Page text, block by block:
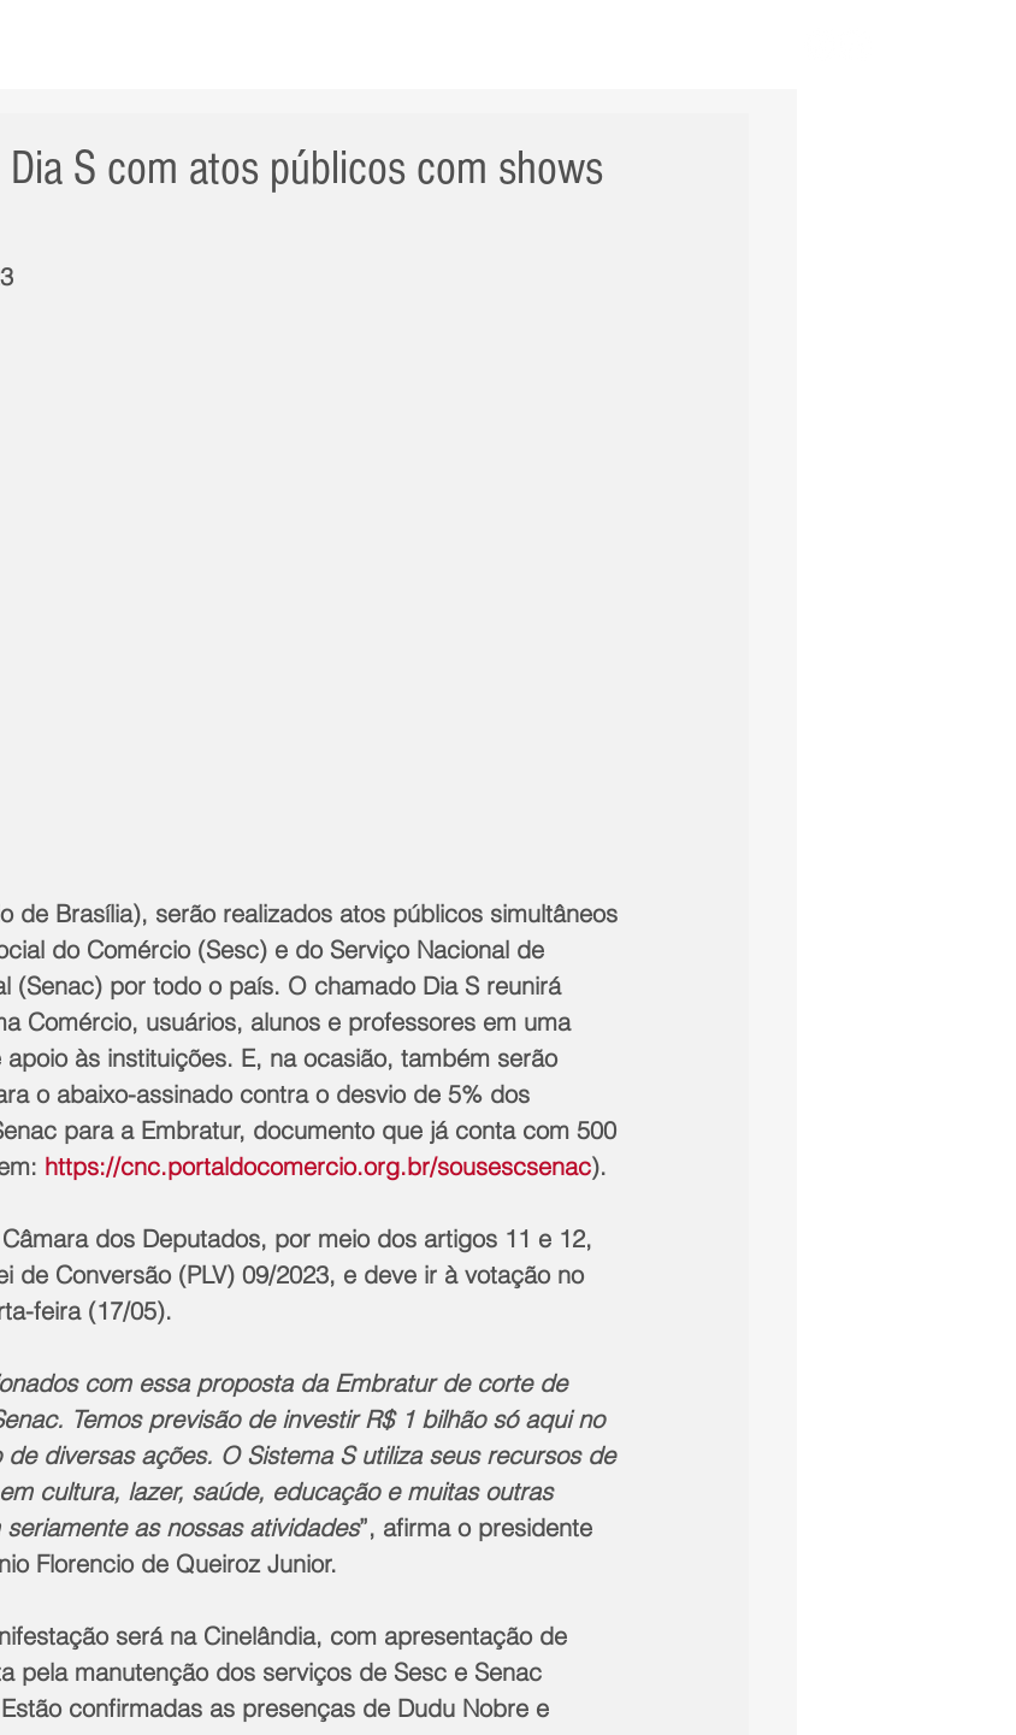
S com atos públicos com shows
de Brasília), serão realizados atos públicos simultâneos
do Comércio (Sesc) e do Serviço Nacional de
(Senac) por todo o país. O chamado Dia S reunirá
Comércio, usuários, alunos e professores em uma
às instituições. E, na ocasião, também serão
o abaixo-assinado contra o desvio de 5% dos
para a Embratur, documento que já conta com 500
https://cnc.portaldocomercio.org.br/sousescsenac).
dos Deputados, por meio dos artigos 11 e 12,
de Conversão (PLV) 09/2023, e deve ir à votação no
feira (17/05).
com essa proposta da Embratur de corte de
Temos previsão de investir R$ 1 bilhão só aqui no
diversas ações. O Sistema S utiliza seus recursos de
cultura, lazer, saúde, educação e muitas outras
as nossas atividades”, afirma o presidente
Florencio de Queiroz Junior.
será na Cinelândia, com apresentação de
pela manutenção dos serviços de Sesc e Senac
confirmadas as presenças de Dudu Nobre e